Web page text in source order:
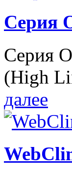
Серия
Серия
(High
далее